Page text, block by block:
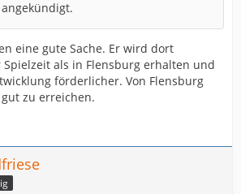
eine gute Sache. Er wird dort
als in Flensburg erhalten und
förderlicher. Von Flensburg
zu erreichen.